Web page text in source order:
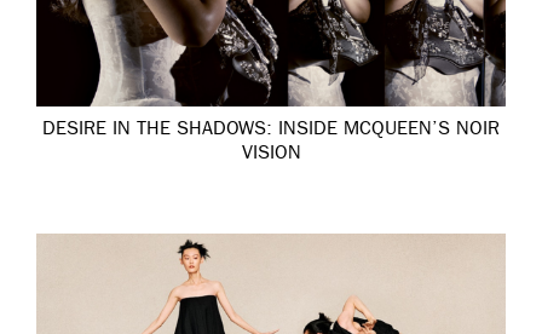
DESIRE IN THE SHADOWS: INSIDE MCQUEEN’S NOIR
VISION